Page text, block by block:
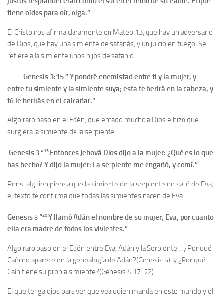
tiene oídos para oír, oiga.”
El Cristo nos afirma claramente en Mateo 13, que hay un adversario
de Dios, que hay una simiente de satanás, y un juicio en fuego. Se
refiere a la simiente unos hijos de satan o
Genesis 3:15 ” Y pondré enemistad entre ti y la mujer, y
entre tu simiente y la simiente suya; esta te herirá en la cabeza, y
tú le herirás en el calcañar.”
Algo raro paso en el Edén, que enfado mucho a Dios e hizo que
surgiera la simiente de la serpiente.
Genesis 3 “13 Entonces Jehová Dios dijo a la mujer: ¿Qué es lo que
has hecho? Y dijo la mujer: La serpiente me engañó, y comí.”
Por si alguien piensa que la simiente de la serpiente no salió de Eva,
el texto te confirma que todas las simientes nacen de Eva.
Genesis 3“20Y llamó Adán el nombre de su mujer, Eva, por cuanto
ella era madre de todos los vivientes.”
Algo raro paso en el Edén entre Eva, Adán y la Serpiente… ¿Por qué
Caín no aparece en la genealogía de Adán?(Genesis 5), y ¿Por qué
Caín tiene su propia simiente?(Genesis 4:17-22).
El que tenga ojos para ver que vea quien manda en este mundo y el